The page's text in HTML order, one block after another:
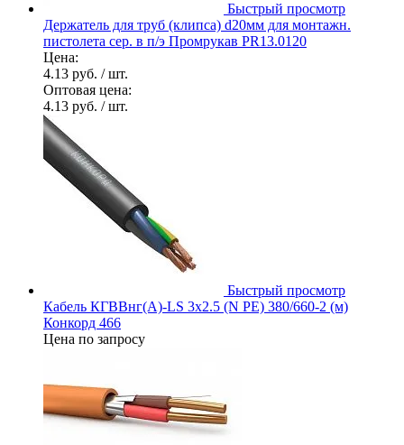
Быстрый просмотр
Держатель для труб (клипса) d20мм для монтажн.
пистолета сер. в п/э Промрукав PR13.0120
Цена:
4.13 руб. / шт.
Оптовая цена:
4.13 руб. / шт.
Быстрый просмотр
Кабель КГВВнг(А)-LS 3х2.5 (N PE) 380/660-2 (м)
Конкорд 466
Цена по запросу